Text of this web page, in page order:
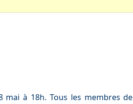
mai à 18h. Tous les membres de